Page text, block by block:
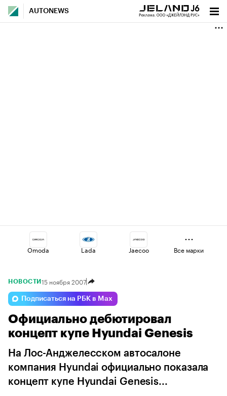
AUTONEWS
Omoda Lada Jaecoo
Haval Volga
Changan Voyah Geely
Все марки
НОВОСТИ 15 ноября 2007
Подписаться на РБК в Max
Официально дебютировал
концепт купе Hyundai Genesis
На Лос-Анджелесском автосалоне
компания Hyundai официально показала
концепт купе Hyundai Genesis...